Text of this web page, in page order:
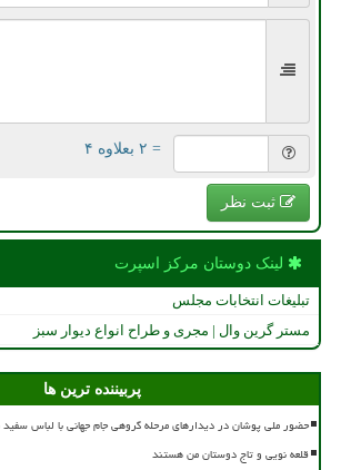
= ۲ بعلاوه ۴
ثبت نظر
لینک دوستان مركز اسپرت
تبلیغات انتخابات مجلس
مستر گرین وال | مجری و طراح انواع دیوار سبز
پربیننده ترین ها
حضور ملی پوشان در دیدارهای مرحله گروهی جام جهانی با لباس
قلعه نویی و تاج دوستان من هستند